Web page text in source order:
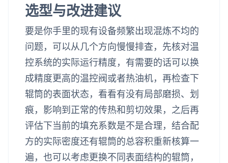
选型与改进建议
要是你手里的现有设备频繁出现混炼不均的
问题，可以从几个方向慢慢排查，先核对温
控系统的实际运行精度，有需要的话可以换
成精度更高的温控阀或者热油机，再检查下
辊筒的表面状态，看看有没有局部磨损、划
痕，影响到正常的传热和剪切效果，之后再
评估下当前的填充系数是不是合理，结合配
方的实际密度还有辊筒的总容积重新核算一
遍，也可以考虑更换不同表面结构的辊筒，